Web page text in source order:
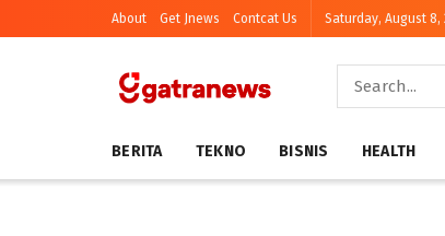
About Get Jnews Contcat Us Saturday, August 8,
BERITA TEKNO BISNIS HEALTH